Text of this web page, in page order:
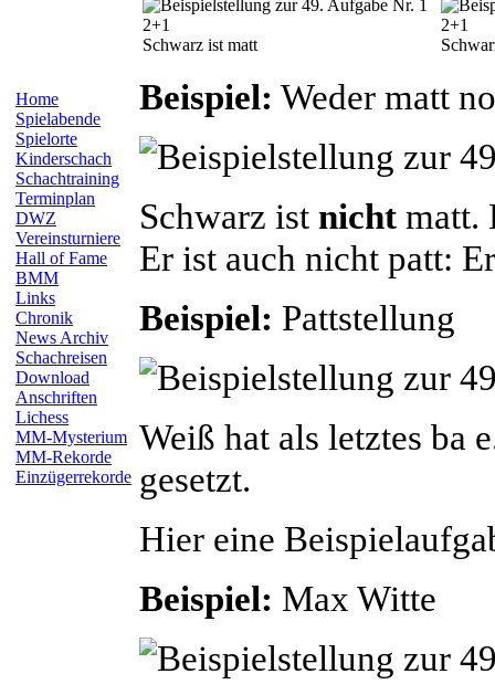
Home
Spielabende
Spielorte
Kinderschach
Schachtraining
Terminplan
DWZ
Vereinsturniere
Hall of Fame
BMM
Links
Chronik
News Archiv
Schachreisen
Download
Anschriften
Lichess
MM-Mysterium
MM-Rekorde
Einzügerrekorde
2+1
Schwarz ist matt
2+1
Beispiel: Weder matt
Schwarz ist nicht matt.
Er ist auch nicht patt:
Beispiel: Pattstellung
Weiß hat als letztes ba
gesetzt.
Hier eine
Beispiel: Max Witte